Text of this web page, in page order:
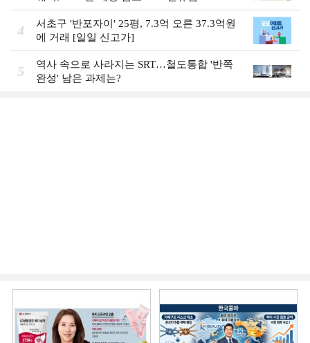
4
서초구 '반포자이' 25평, 7.3억 오른 37.3억원
에 거래 [일일 신고가]
5
역사 속으로 사라지는 SRT…철도통합 '반쪽
완성' 남은 과제는?